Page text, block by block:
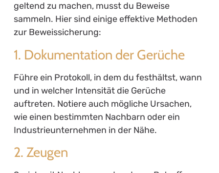
geltend zu machen, musst du Beweise
sammeln. Hier sind einige effektive Methoden
zur Beweissicherung:
1. Dokumentation der Gerüche
Führe ein Protokoll, in dem du festhältst, wann
und in welcher Intensität die Gerüche
auftreten. Notiere auch mögliche Ursachen,
wie einen bestimmten Nachbarn oder ein
Industrieunternehmen in der Nähe.
2. Zeugen